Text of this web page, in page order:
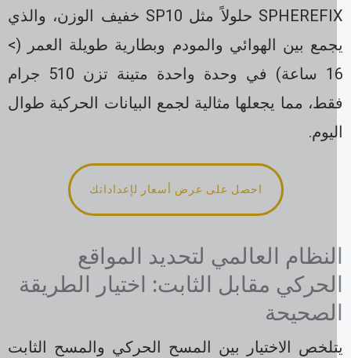
SPHEREFIX حلولاً مثل SP10 خفيف الوزن، والذي
بين الهوائي والمودم وبطارية طويلة العمر (>
16 ساعة) في وحدة واحدة متينة تزن 510 جرام
مما يجعلها مثالية لجمع البيانات الحركية طوال
احصل على عرض أسعار لإعداداتك
العالمي لتحديد المواقع
مقابل الثابت: اختيار الطريقة
الاختيار بين المسح الحركي والمسح الثابت